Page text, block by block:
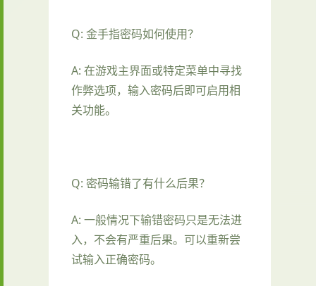
Q: 金手指密码如何使用？
A: 在游戏主界面或特定菜单中寻找
作弊选项，输入密码后即可启用相
关功能。
Q: 密码输错了有什么后果？
A: 一般情况下输错密码只是无法进
入，不会有严重后果。可以重新尝
试输入正确密码。